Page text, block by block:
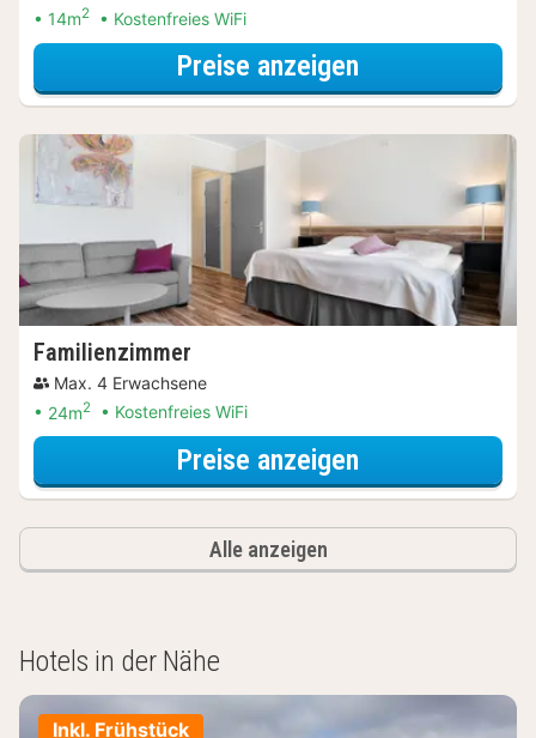
14m2 Kostenfreies WiFi
Preise anzeigen
Familienzimmer
Max. 4 Erwachsene
24m2 Kostenfreies WiFi
Preise anzeigen
Alle anzeigen
Hotels in der Nähe
Inkl. Frühstück